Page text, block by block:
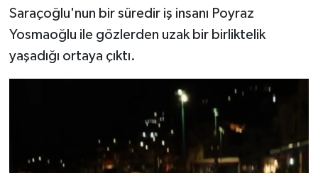
Saraçoğlu'nun bir süredir iş insanı Poyraz
Yosmaoğlu ile gözlerden uzak bir birliktelik
yaşadığı ortaya çıktı.